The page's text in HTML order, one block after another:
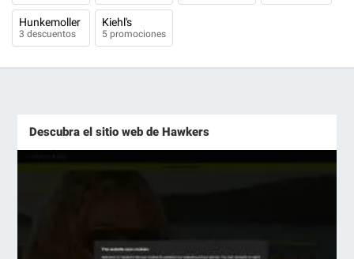
Hunkemoller
3 descuentos
Kiehl's
5 promociones
Descubra el sitio web de Hawkers